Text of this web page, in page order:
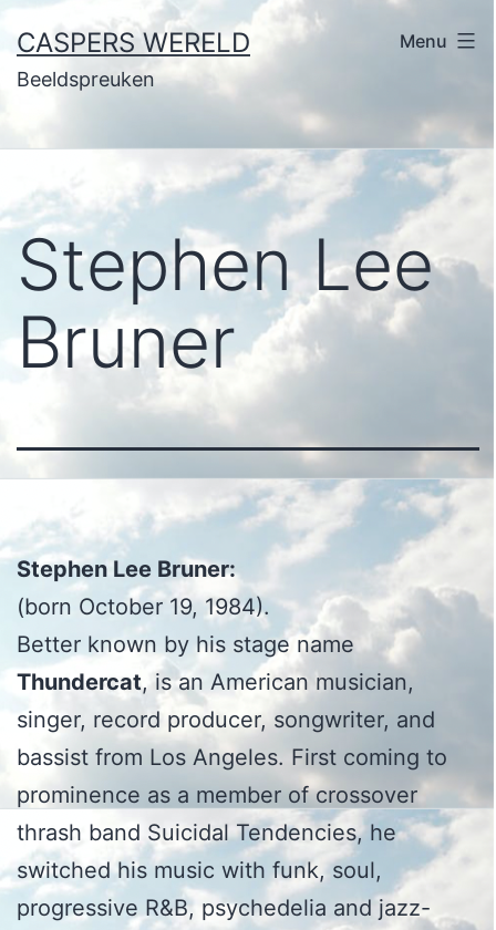
naar
de
CASPERS WERELD
Beeldspreuken
Menu
Stephen Lee
Bruner
Stephen Lee Bruner:
(born October 19, 1984).
Better known by his stage name
Thundercat, is an American musician,
singer, record producer, songwriter, and
bassist from Los Angeles. First coming to
prominence as a member of crossover
thrash band Suicidal Tendencies, he
switched his music with funk, soul,
progressive R&B, psychedelia and jazz-